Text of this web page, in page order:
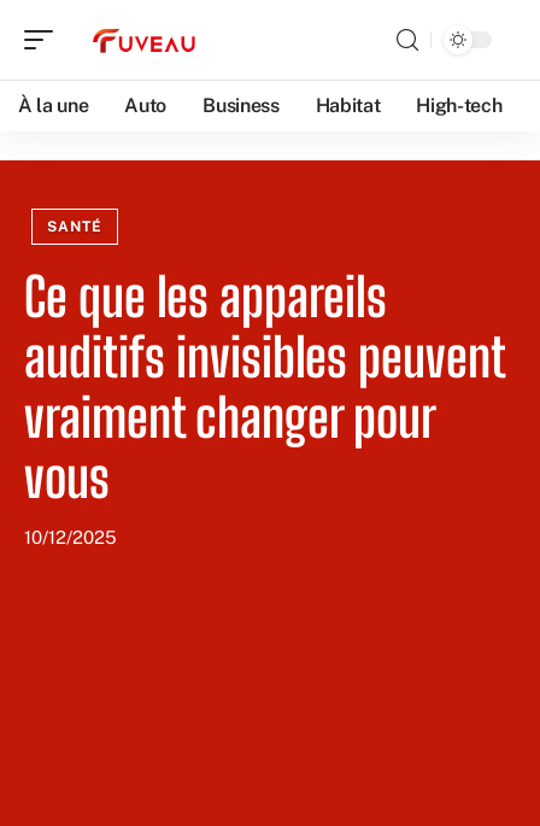
À la une Auto Business Habitat High-tech
SANTÉ
Ce que les appareils
auditifs invisibles peuvent
vraiment changer pour
vous
10/12/2025